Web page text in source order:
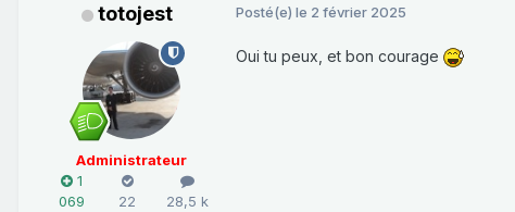
totojest
Administrateur
1
069
22 28,5 k
Posté(e) le 2 février 2025
Oui tu peux, et bon courage